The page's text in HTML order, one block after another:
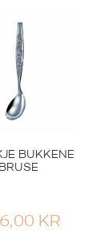
BUKKENE
BRUSE
KR